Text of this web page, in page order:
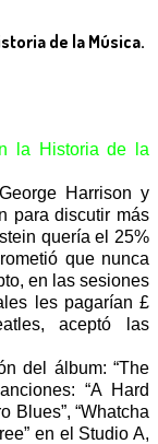
de la Música.
la Historia de la
Harrison y
para discutir más
quería el 25%
que nunca
en las sesiones
les pagarían £
aceptó las
del álbum: “The
“A Hard
Blues”, “Whatcha
en el Studio A,